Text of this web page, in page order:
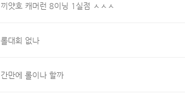
끼얏호 캐머런 8이닝 1실점 ㅅㅅㅅ
롤대회 없나
간만에 롤이나 할까